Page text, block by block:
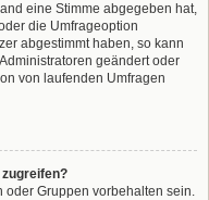
eine Stimme abgegeben hat,
die Umfrageoption
abgestimmt haben, so kann
geändert oder
von laufenden Umfragen
oder Gruppen vorbehalten sein.